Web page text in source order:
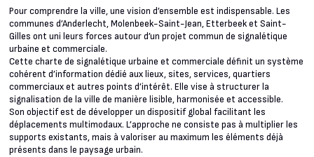
Pour comprendre la ville, une vision d’ensemble est indispensable. Les
communes d’Anderlecht, Molenbeek-Saint-Jean, Etterbeek et Saint-
Gilles ont uni leurs forces autour d’un projet commun de signalétique
urbaine et commerciale.
Cette charte de signalétique urbaine et commerciale définit un système
cohérent d’information dédié aux lieux, sites, services, quartiers
commerciaux et autres points d’intérêt. Elle vise à structurer la
signalisation de la ville de manière lisible, harmonisée et accessible.
Son objectif est de développer un dispositif global facilitant les
déplacements multimodaux. L’approche ne consiste pas à multiplier les
supports existants, mais à valoriser au maximum les éléments déjà
présents dans le paysage urbain.